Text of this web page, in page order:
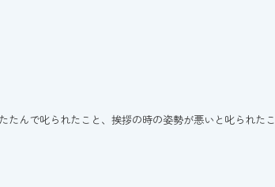
んで叱られたこと、挨拶の時の姿勢が悪いと叱られたこ